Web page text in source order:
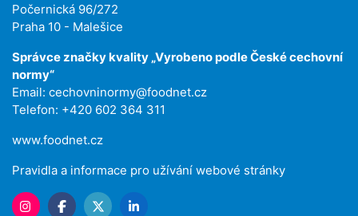
Počernická 96/272
Praha 10 - Malešice
Správce značky kvality „Vyrobeno podle České cechovní
normy“
Email: cechovninormy@foodnet.cz
Telefon: +420 602 364 311
www.foodnet.cz
Pravidla a informace pro užívání webové stránky